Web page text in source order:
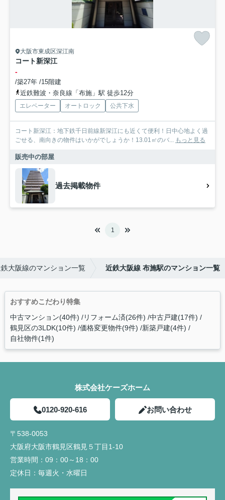
大阪市東成区深江南
コート新深江
-
/築27年 /15階建
近鉄難波・奈良線「布施」駅 徒歩12分
エレベーター オートロック 公共下水
コート新深江：地下鉄千日前線新深江にも近くて便利！日中心地よく過
ごせる、南向きの物件はいかがでしょうか！13.01㎡のバ... もっと見る
販売中の部屋
過去掲載物件
1
大阪線のマンション一覧 近鉄大阪線 布施駅のマンション一覧
おすすめこだわり特集
中古マンション(40件) リフォーム済(26件) 中古戸建(17件)
鶴見区の3LDK(10件) 価格変更物件(9件) 新築戸建(4件)
自社物件(1件)
株式会社ケーズホーム
0120-920-616 お問い合わせ
〒538-0053
大阪府大阪市鶴見区鶴見５丁目1-10
営業時間： 09：00～18：00
定休日： 毎週火・水曜日